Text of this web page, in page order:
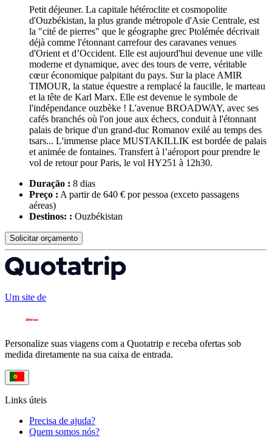
Petit déjeuner. La capitale hétéroclite et cosmopolite
d'Ouzbékistan, la plus grande métropole d'Asie Centrale, est
la "cité de pierres" que le géographe grec Ptolémée décrivait
déjà comme l'étonnant carrefour des caravanes venues
d'Orient et d’Occident. Elle est aujourd'hui devenue une ville
moderne et dynamique, avec des tours de verre, véritable
cœur économique palpitant du pays. Sur la place AMIR
TIMOUR, la statue équestre a remplacé la faucille, le marteau
et la tête de Karl Marx. Elle est devenue le symbole de
l'indépendance ouzbèke ! L'avenue BROADWAY, avec ses
cafés branchés où l'on joue aux échecs, conduit à l'étonnant
palais de brique d'un grand-duc Romanov exilé au temps des
tsars... L'immense place MUSTAKILLIK est bordée de palais
et animée de fontaines. Transfert à l’aéroport pour prendre le
vol de retour pour Paris, le vol HY251 à 12h30.
Duração : 8 dias
Preço : A partir de 640 € por pessoa (exceto passagens
aéreas)
Destinos: : Ouzbékistan
Solicitar orçamento
Um site de
Personalize suas viagens com a Quotatrip e receba ofertas sob
medida diretamente na sua caixa de entrada.
Links úteis
Precisa de ajuda?
Quem somos nós?